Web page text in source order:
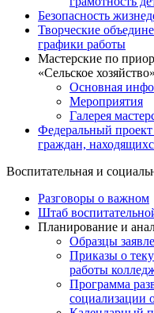
Безопасность
Творческие
графики работы
Мастерские по
«Сельское хозяйство»
Основная
Мероприятия
Галерея
Федеральный проект
граждан,
Воспитательная и
Разговоры о важном
Штаб
Планирование и
Образцы
Приказы о
работы
Программа
социализации